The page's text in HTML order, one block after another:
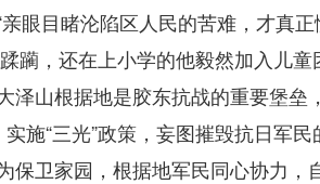
亲眼目睹沦陷区人民的苦难，才真
躏，还在上小学的他毅然加入儿
泽山根据地是胶东抗战的重要堡垒
实施“三光”政策，妄图摧毁抗日军民
保卫家园，根据地军民同心协力，